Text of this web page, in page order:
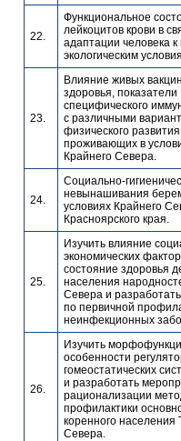
22.
Функциональное
лейкоцитов крови в
адаптации человека
экологическим
23.
Влияние живых
здоровья, показатели
специфического
с различными
физического
проживающих в
Крайнего Севера.
24.
Социально-
невынашивания
условиях Крайнего
Красноярского края.
25.
Изучить влияние
экономических
состояние здоровья
населения
Севера и
по первичной
неинфекционных
26.
Изучить
особенности
гомеостатических
и разработать
рационализации
профилактики
коренного населения
Севера.